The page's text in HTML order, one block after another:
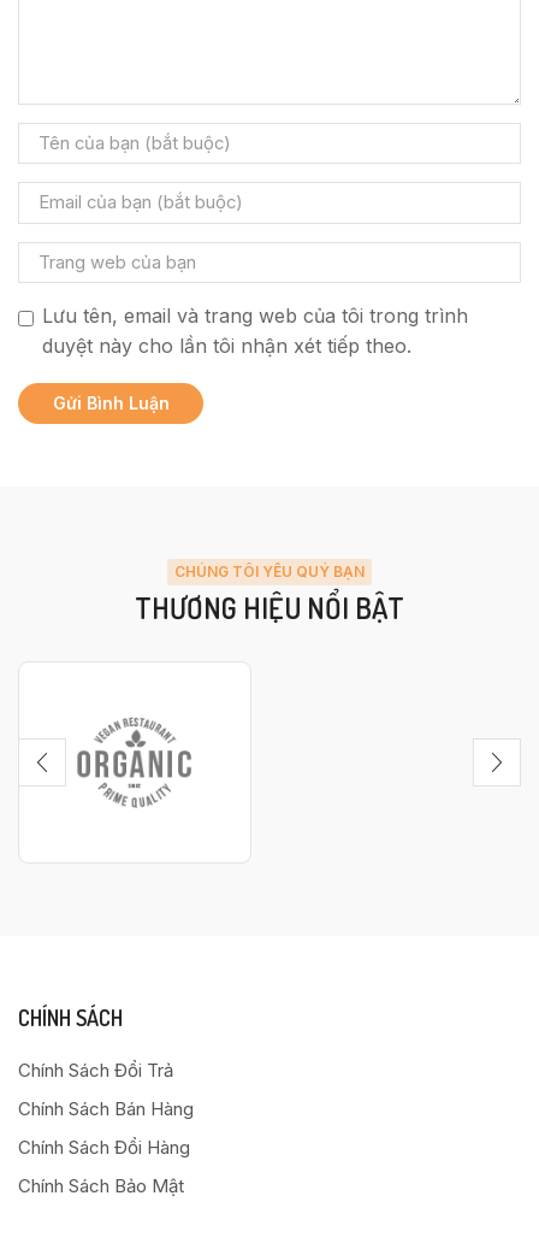
Lưu tên, email và trang web của tôi trong trình
duyệt này cho lần tôi nhận xét tiếp theo.
CHÚNG TÔI YÊU QUÝ BẠN
THƯƠNG HIỆU NỔI BẬT
CHÍNH SÁCH
Chính Sách Đổi Trả
Chính Sách Bán Hàng
Chính Sách Đổi Hàng
Chính Sách Bảo Mật